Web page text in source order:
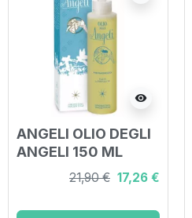
visibility
ANGELI OLIO DEGLI
ANGELI 150 ML
21,90 € 17,26 €